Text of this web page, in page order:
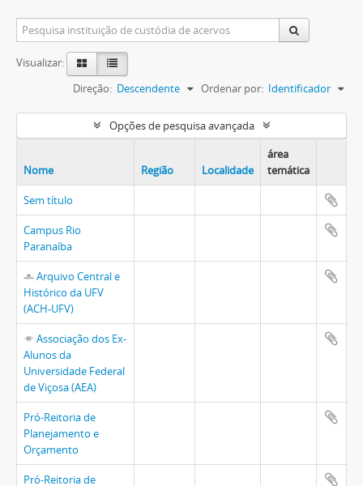
Visualizar:
Ordenar por: Identificador
Direção: Descendente
Opções de pesquisa avançada
Nome Região Localidade
área
temática
Sem título
Campus Rio
Paranaíba
Arquivo Central e
Histórico da UFV
(ACH-UFV)
Associação dos Ex-
Alunos da
Universidade Federal
de Viçosa (AEA)
Pró-Reitoria de
Planejamento e
Orçamento
Pró-Reitoria de